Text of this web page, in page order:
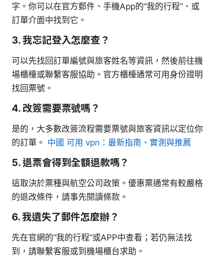
字。你可以在官方郵件、手機App的“我的行程”、或
訂單介面中找到它。
3. 我忘記登入怎麼查？
可以先找回訂單編號與旅客姓名等資訊，然後前往機
場櫃檯或聯繫客服協助。官方櫃檯通常可用身份證明
找回票號。
4. 改簽需要票號嗎？
是的，大多數改簽流程需要票號與旅客資訊以定位你
的訂單。 中國 可用 vpn：最新指南、實測與推薦
5. 退票會得到全額退款嗎？
這取決於票種與航空公司政策。優惠票通常有較嚴格
的退改條件，請事先閱讀條款。
6. 我遺失了郵件怎麼辦？
先在官網的“我的行程”或APP中查看；若仍無法找
到，請聯繫客服或到機場櫃台求助。